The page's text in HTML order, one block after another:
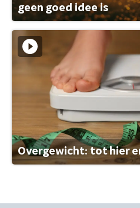
geen goed idee is
Overgewicht: tot hier